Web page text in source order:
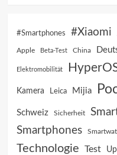
#Smartphones #Xiaomi
Apple Beta-Test China
Elektromobilität
Kamera Leica Mijia
Schweiz Sicherheit
Smartphones
Technologie Test